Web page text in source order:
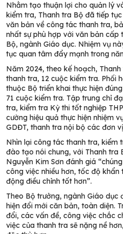
Nhằm tạo thuận lợi cho quản lý
kiểm tra, Thanh tra Bộ đã tiếp
văn bản về công tác thanh tra,
nhất sự phù hợp với văn bản cấp
Bộ, ngành Giáo dục. Nhiệm vụ
tục quan tâm đẩy mạnh trong
Năm 2024, theo kế hoạch,
thanh tra, 12 cuộc kiểm tra. Phối
thuộc Bộ triển khai thực hiện
71 cuộc kiểm tra. Tập trung chỉ
tra, kiểm tra Kỳ thi tốt nghiệp
cường hiệu quả thực hiện nhiệm
GDĐT, thanh tra nội bộ các đơn
Nhìn lại công tác thanh tra, kiểm
đào tạo nói chung, với Thanh tra
Nguyễn Kim Sơn đánh giá
công việc nhiều hơn, tốc độ
động điều chỉnh tốt hơn”.
Theo Bộ trưởng, ngành Giáo
hiện đổi mới căn bản, toàn diện.
đổi, các vấn đề, công việc chắc
việc của thanh tra sẽ nặng nề